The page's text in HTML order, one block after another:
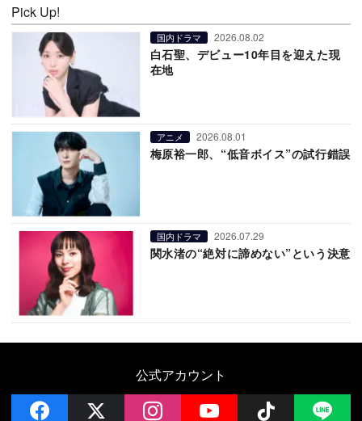
Pick Up!
国内ドラマ 2026.08.02
白石聖、デビュー10年目を迎えた現
在地
アニメ 2026.08.01
梅原裕一郎、“低音ボイス”の試行錯誤
国内ドラマ 2026.07.29
関水渚の“絶対に諦めない”という決意
公式アカウント
facebook instagramYouTube Follow